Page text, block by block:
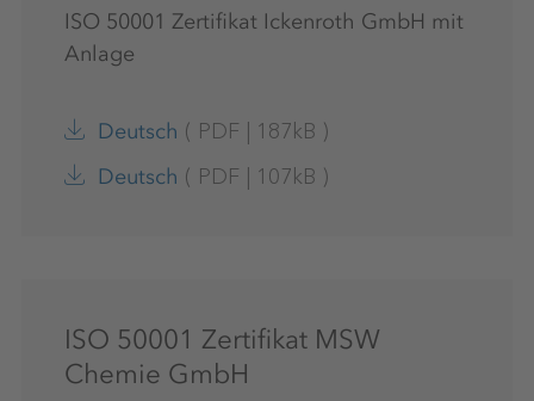
ISO 50001 Zertifikat Ickenroth GmbH mit
Anlage
Deutsch ( PDF | 187kB )
Deutsch ( PDF | 107kB )
ISO 50001 Zertifikat MSW
Chemie GmbH